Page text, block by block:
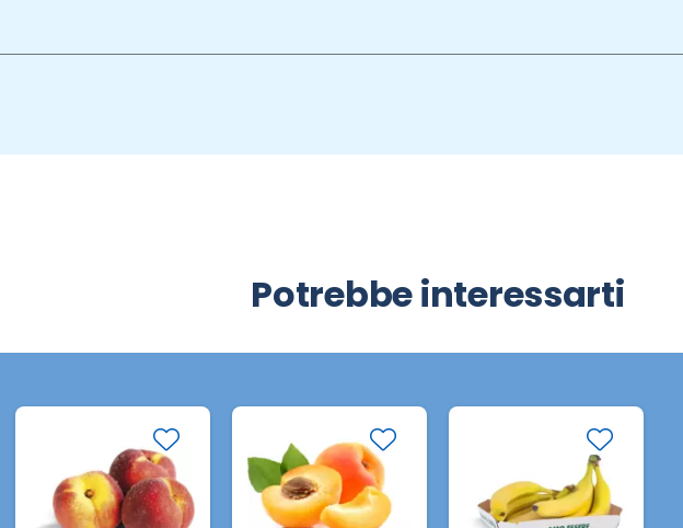
Potrebbe interessarti